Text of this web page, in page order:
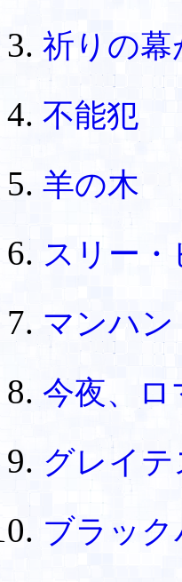
祈りの
不能犯
羊の木
スリー
マンハン
今夜、
グレイ
ブラッ